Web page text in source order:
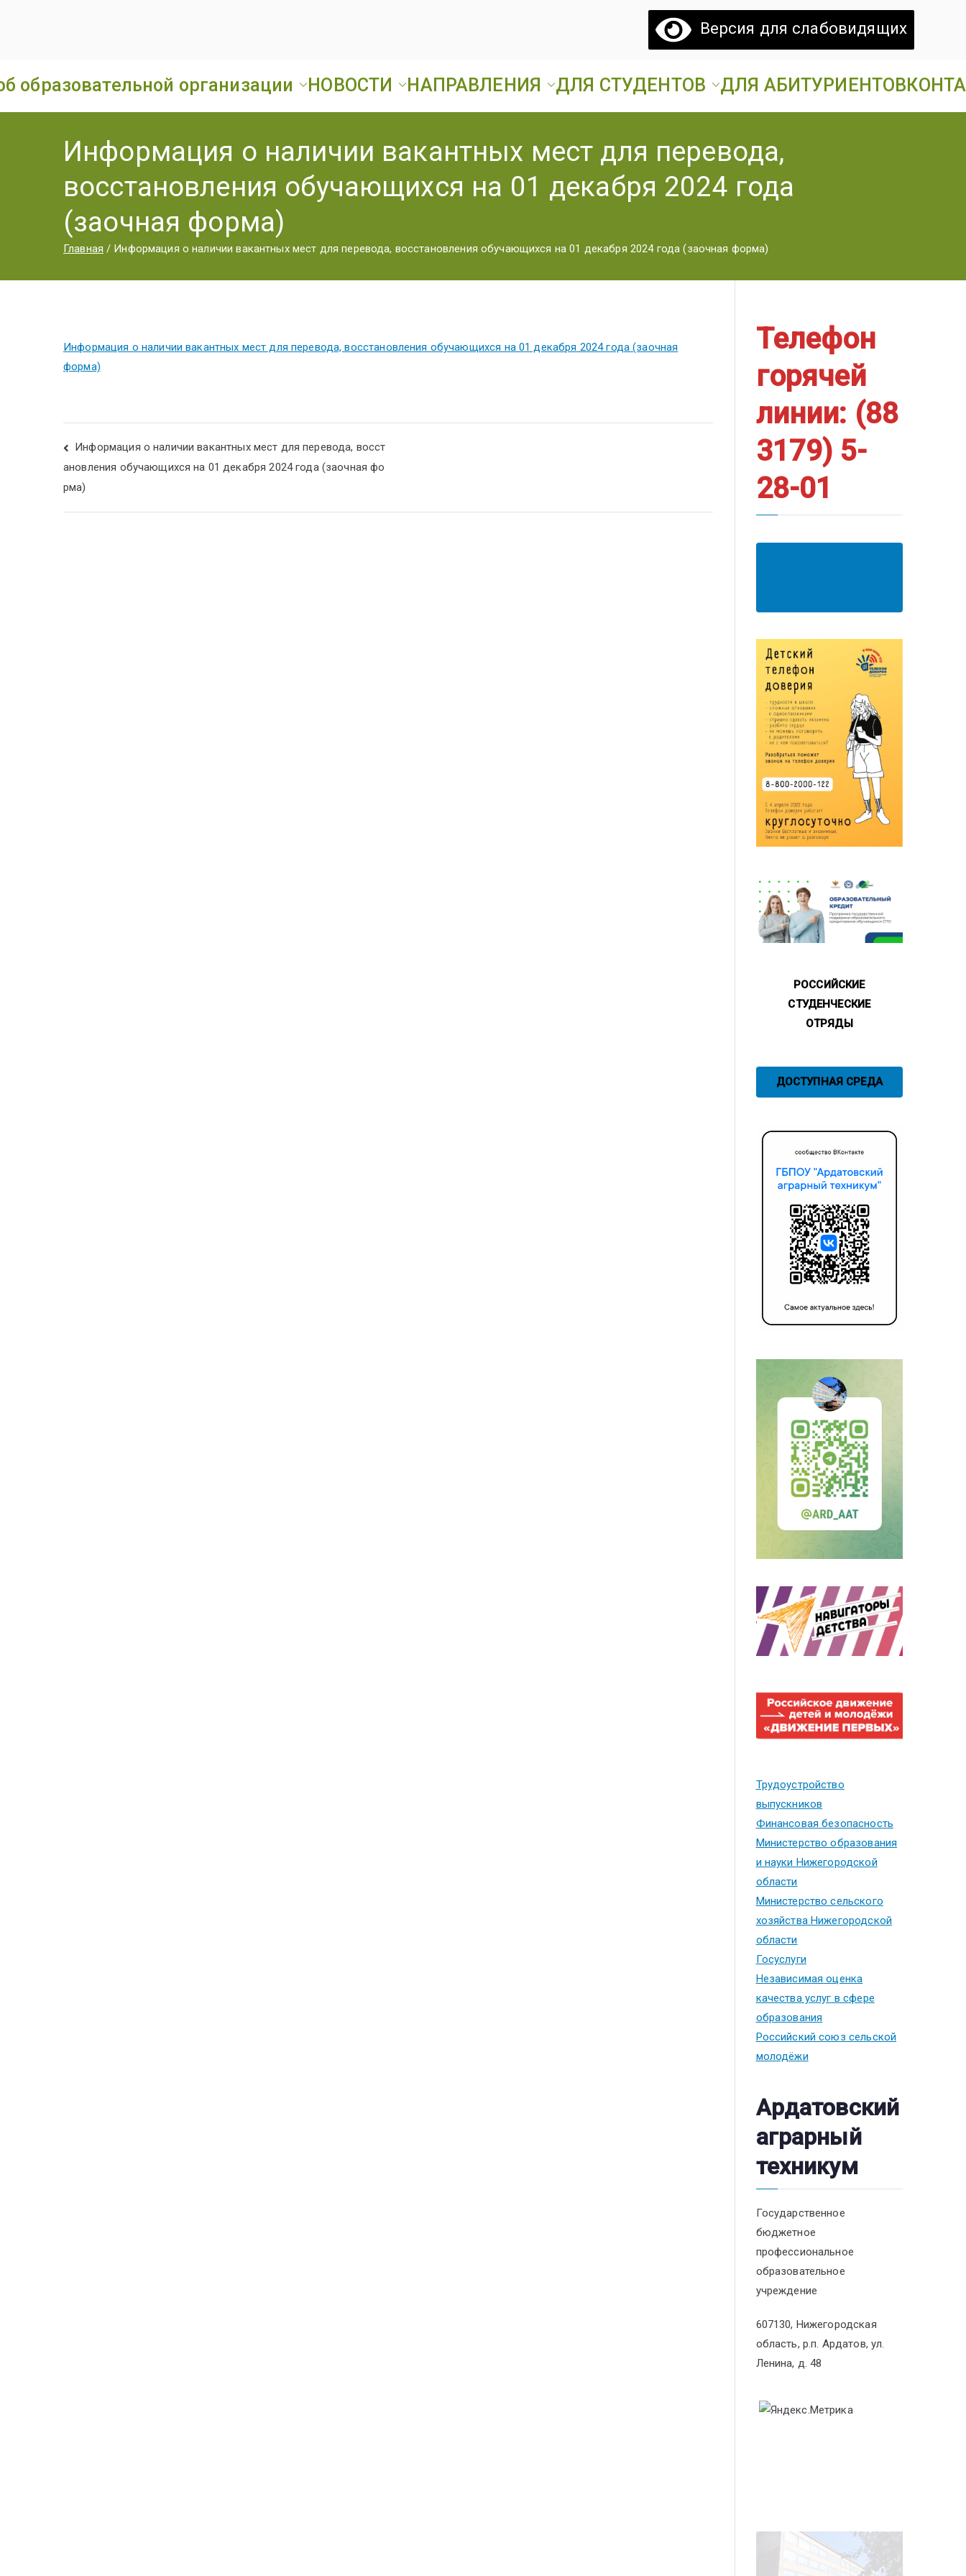
Версия для слабовидящих
Ардатовский
Аграрный
ГБПОУ «Ардатовский аграрный техникум».
образовательной организации НОВОСТИ НАПРАВЛЕНИЯ ДЛЯ СТУДЕНТОВ ДЛЯ АБИТУРИЕНТОВ
Информация о наличии вакантных мест для перевода,
восстановления обучающихся на 01 декабря 2024 года
(заочная форма)
Главная Информация о наличии вакантных мест для перевода, восстановления обучающихся на 01 декабря 2024 года (заочная форма)
Информация о наличии вакантных мест для перевода, восстановления обучающихся на 01 декабря 2024 года (заочная
форма)
Информация о наличии вакантных мест для перевода, восст
ановления обучающихся на 01 декабря 2024 года (заочная фо
рма)
Телефон
горячей
линии: (88
3179) 5-
28-01
РОССИЙСКИЕ
СТУДЕНЧЕСКИЕ
ОТРЯДЫ
ДОСТУПНАЯ СРЕДА
Трудоустройство
выпускников
Финансовая безопасность
Министерство образования
и науки Нижегородской
области
Министерство сельского
хозяйства Нижегородской
области
Госуслуги
Независимая оценка
качества услуг в сфере
образования
Российский союз сельской
молодёжи
Ардатовский
аграрный
техникум
Государственное
бюджетное
профессиональное
образовательное
учреждение
607130, Нижегородская
область, р.п. Ардатов, ул.
Ленина, д. 48